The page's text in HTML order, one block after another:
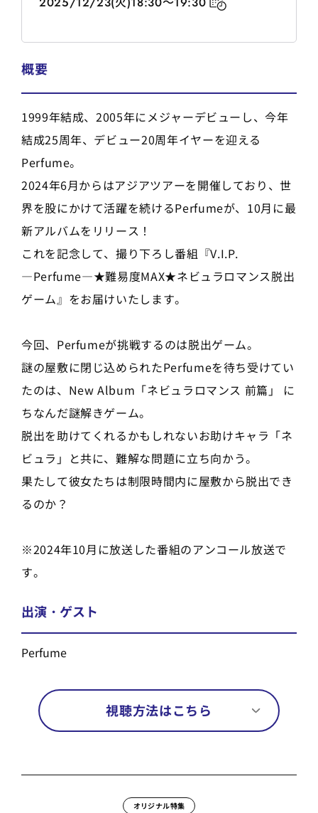
概要
1999年結成、2005年にメジャーデビューし、今年
結成25周年、デビュー20周年イヤーを迎える
Perfume。
2024年6月からはアジアツアーを開催しており、世
界を股にかけて活躍を続けるPerfumeが、10月に最
新アルバムをリリース！
これを記念して、撮り下ろし番組『V.I.P.
―Perfume―★難易度MAX★ネビュラロマンス脱出
ゲーム』をお届けいたします。
今回、Perfumeが挑戦するのは脱出ゲーム。
謎の屋敷に閉じ込められたPerfumeを待ち受けてい
たのは、New Album「ネビュラロマンス 前篇」 に
ちなんだ謎解きゲーム。
脱出を助けてくれるかもしれないお助けキャラ「ネ
ビュラ」と共に、難解な問題に立ち向かう。
果たして彼女たちは制限時間内に屋敷から脱出でき
るのか？
※2024年10月に放送した番組のアンコール放送で
す。
出演・ゲスト
Perfume
視聴方法はこちら
オリジナル特集